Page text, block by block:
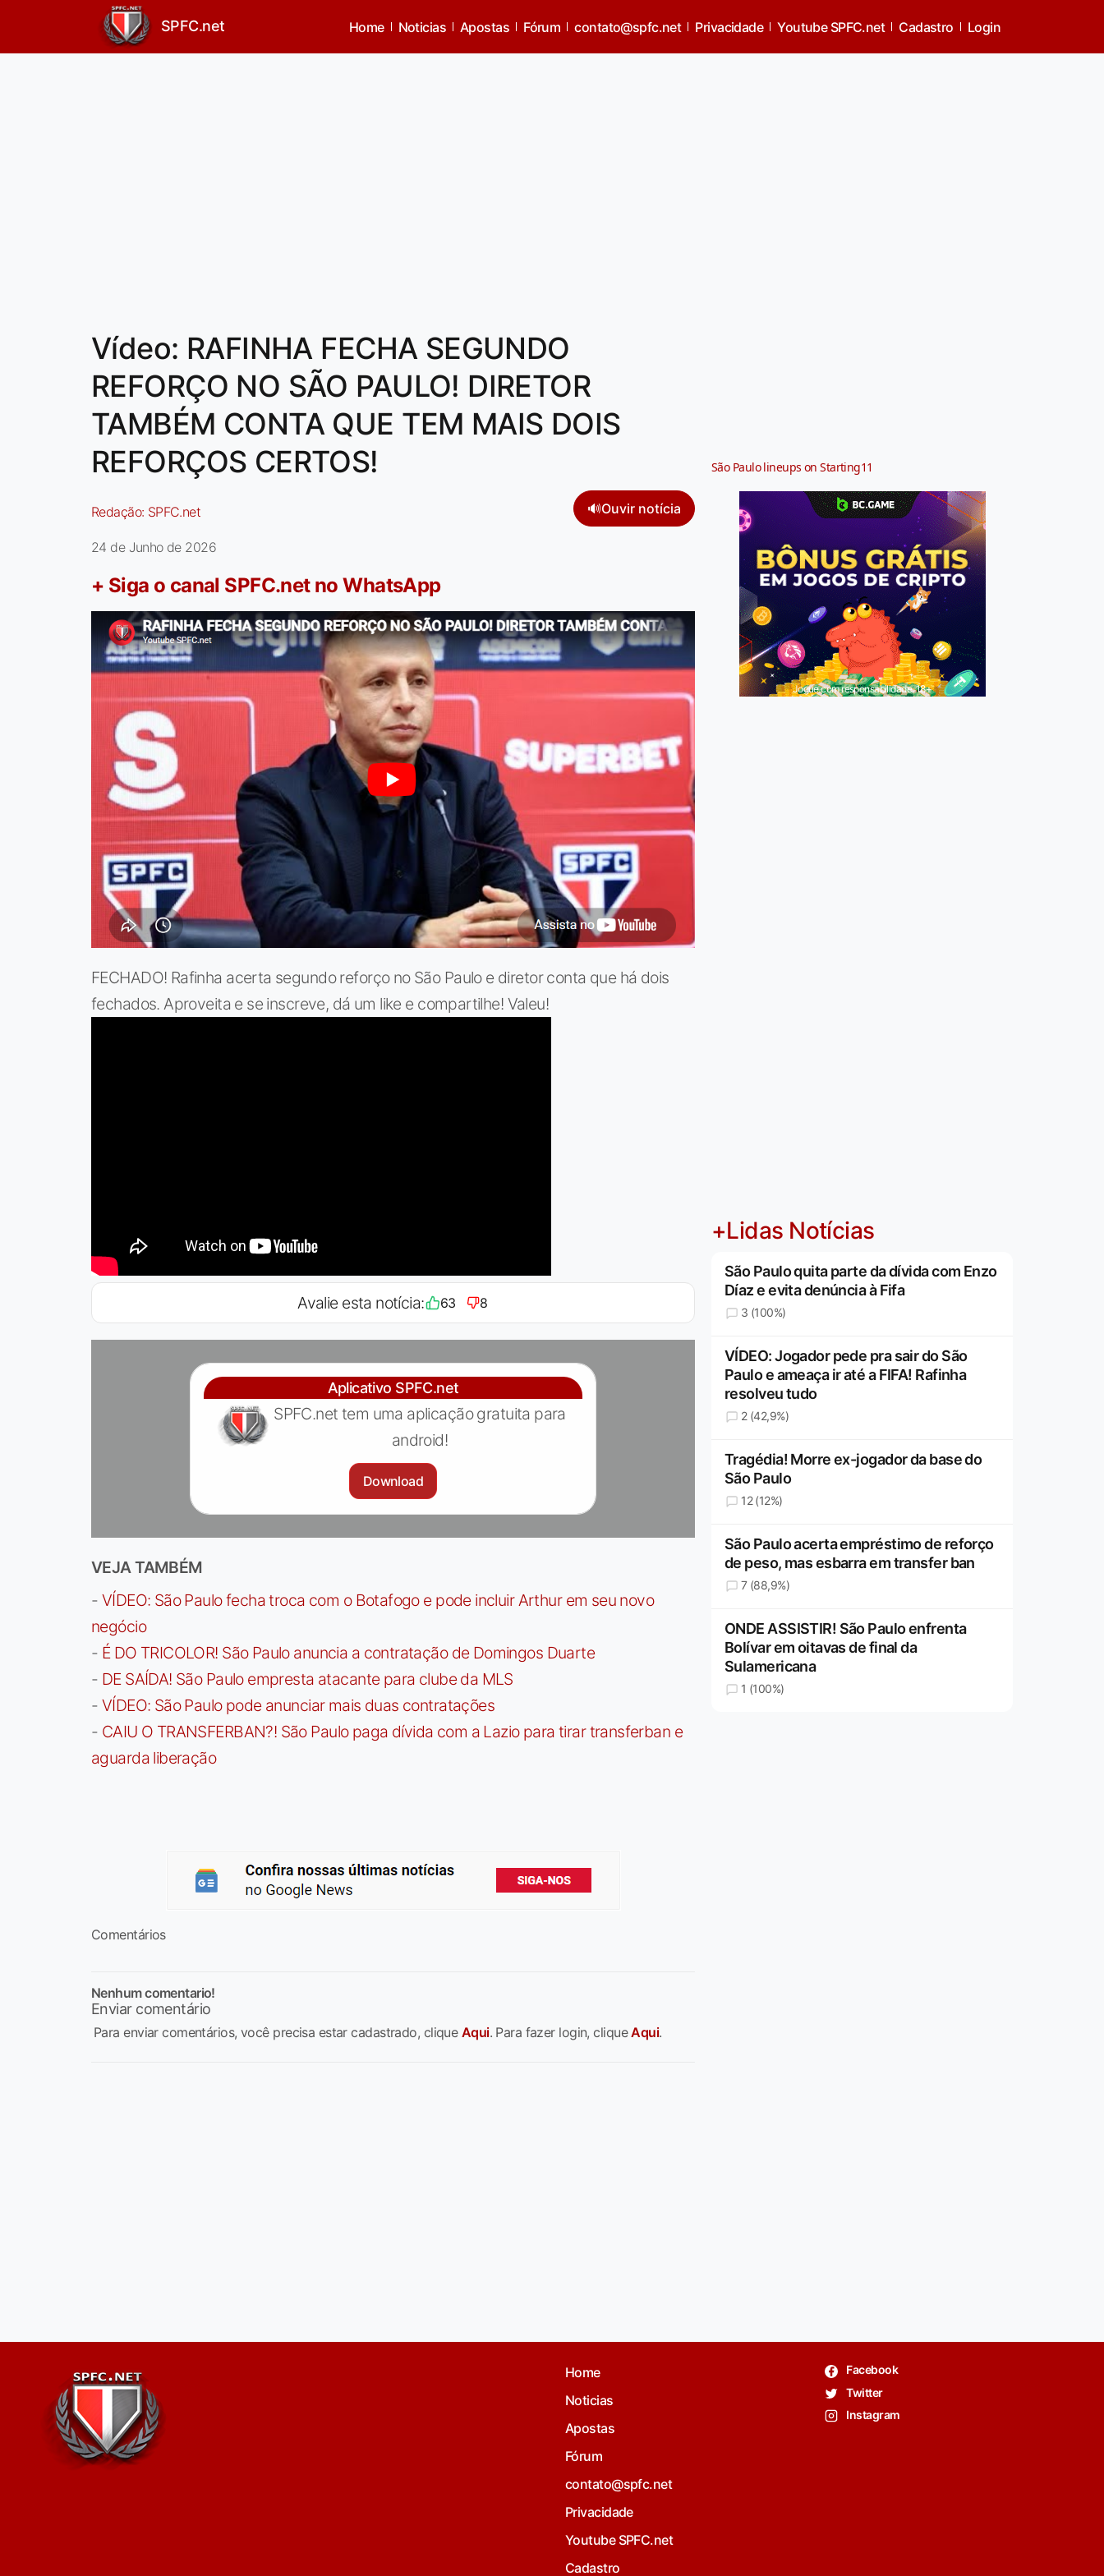
SPFC.net Home Noticias Apostas Fórum contato@spfc.net Privacidade Youtube SPFC.net Cadastro Login
Vídeo: RAFINHA FECHA SEGUNDO
REFORÇO NO SÃO PAULO! DIRETOR
TAMBÉM CONTA QUE TEM MAIS DOIS
REFORÇOS CERTOS!
Redação: SPFC.net 🔊Ouvir notícia
24 de Junho de 2026
+ Siga o canal SPFC.net no WhatsApp
FECHADO! Rafinha acerta segundo reforço no São Paulo e diretor conta que há dois
fechados. Aproveita e se inscreve, dá um like e compartilhe! Valeu!
Avalie esta notícia: 63 8
Aplicativo SPFC.net
SPFC.net tem uma aplicação gratuita para
android!
Download
VEJA TAMBÉM
- VÍDEO: São Paulo fecha troca com o Botafogo e pode incluir Arthur em seu novo
negócio
- É DO TRICOLOR! São Paulo anuncia a contratação de Domingos Duarte
- DE SAÍDA! São Paulo empresta atacante para clube da MLS
- VÍDEO: São Paulo pode anunciar mais duas contratações
- CAIU O TRANSFERBAN?! São Paulo paga dívida com a Lazio para tirar transferban e
aguarda liberação
Comentários
Nenhum comentario!
Enviar comentário
Para enviar comentários, você precisa estar cadastrado, clique Aqui. Para fazer login, cliqueAqui.
São Paulo lineups on Starting11
Jogue com responsabilidade. 18+
+Lidas Notícias
São Paulo quita parte da dívida com Enzo
Díaz e evita denúncia à Fifa
3 (100%)
VÍDEO: Jogador pede pra sair do São
Paulo e ameaça ir até a FIFA! Rafinha
resolveu tudo
2 (42,9%)
Tragédia! Morre ex-jogador da base do
São Paulo
12 (12%)
São Paulo acerta empréstimo de reforço
de peso, mas esbarra em transfer ban
7 (88,9%)
ONDE ASSISTIR! São Paulo enfrenta
Bolívar em oitavas de final da
Sulamericana
1 (100%)
Home
Noticias
Apostas
Fórum
contato@spfc.net
Privacidade
Youtube SPFC.net
Cadastro
Facebook
Twitter
Instagram